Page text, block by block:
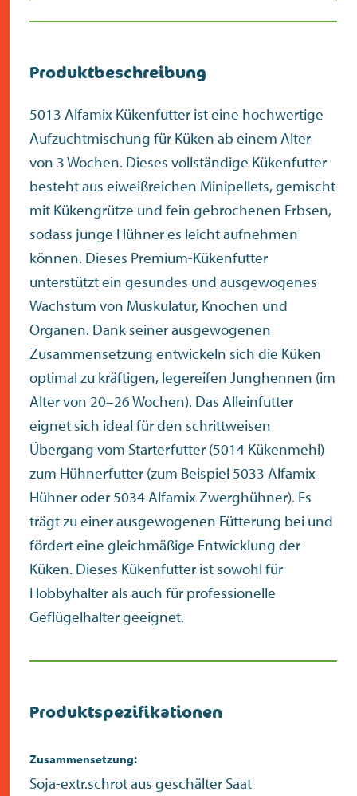
Produktbeschreibung
5013 Alfamix Kükenfutter ist eine hochwertige
Aufzuchtmischung für Küken ab einem Alter
von 3 Wochen. Dieses vollständige Kükenfutter
besteht aus eiweißreichen Minipellets, gemischt
mit Kükengrütze und fein gebrochenen Erbsen,
sodass junge Hühner es leicht aufnehmen
können. Dieses Premium-Kükenfutter
unterstützt ein gesundes und ausgewogenes
Wachstum von Muskulatur, Knochen und
Organen. Dank seiner ausgewogenen
Zusammensetzung entwickeln sich die Küken
optimal zu kräftigen, legereifen Junghennen (im
Alter von 20–26 Wochen). Das Alleinfutter
eignet sich ideal für den schrittweisen
Übergang vom Starterfutter (5014 Kükenmehl)
zum Hühnerfutter (zum Beispiel 5033 Alfamix
Hühner oder 5034 Alfamix Zwerghühner). Es
trägt zu einer ausgewogenen Fütterung bei und
fördert eine gleichmäßige Entwicklung der
Küken. Dieses Kükenfutter ist sowohl für
Hobbyhalter als auch für professionelle
Geflügelhalter geeignet.
Produktspezifikationen
Zusammensetzung:
Soja-extr.schrot aus geschälter Saat